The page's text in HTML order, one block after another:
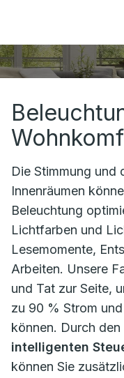
Die Stimmung und
Innenräumen
Beleuchtung
Lichtfarben und
Lesemomente,
Arbeiten. Unsere
und Tat zur Seite,
zu 90 % Strom
können. Durch
intelligenten
können Sie